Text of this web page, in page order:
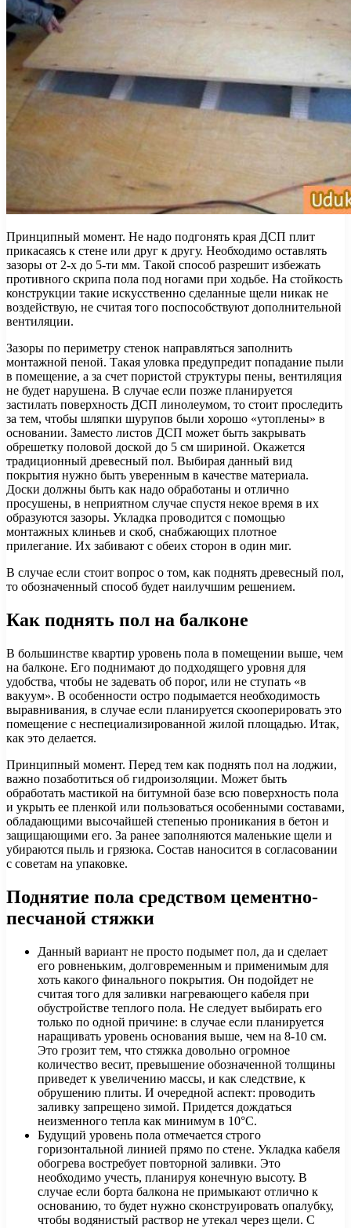
Принципный момент. Не надо подгонять края ДСП плит
прикасаясь к стене или друг к другу. Необходимо оставлять
зазоры от 2-х до 5-ти мм. Такой способ разрешит избежать
противного скрипа пола под ногами при ходьбе. На стойкость
конструкции такие искусственно сделанные щели никак не
воздействую, не считая того поспособствуют дополнительной
вентиляции.
Зазоры по периметру стенок направляться заполнить
монтажной пеной. Такая уловка предупредит попадание пыли
в помещение, а за счет пористой структуры пены, вентиляция
не будет нарушена. В случае если позже планируется
застилать поверхность ДСП линолеумом, то стоит проследить
за тем, чтобы шляпки шурупов были хорошо «утоплены» в
основании. Заместо листов ДСП может быть закрывать
обрешетку половой доской до 5 см шириной. Окажется
традиционный древесный пол. Выбирая данный вид
покрытия нужно быть уверенным в качестве материала.
Доски должны быть как надо обработаны и отлично
просушены, в неприятном случае спустя некое время в их
образуются зазоры. Укладка проводится с помощью
монтажных клиньев и скоб, снабжающих плотное
прилегание. Их забивают с обеих сторон в один миг.
В случае если стоит вопрос о том, как поднять древесный пол,
то обозначенный способ будет наилучшим решением.
Как поднять пол на балконе
В большинстве квартир уровень пола в помещении выше, чем
на балконе. Его поднимают до подходящего уровня для
удобства, чтобы не задевать об порог, или не ступать «в
вакуум». В особенности остро подымается необходимость
выравнивания, в случае если планируется скооперировать это
помещение с неспециализированной жилой площадью. Итак,
как это делается.
Принципный момент. Перед тем как поднять пол на лоджии,
важно позаботиться об гидроизоляции. Может быть
обработать мастикой на битумной базе всю поверхность пола
и укрыть ее пленкой или пользоваться особенными составами,
обладающими высочайшей степенью проникания в бетон и
защищающими его. За ранее заполняются маленькие щели и
убираются пыль и грязюка. Состав наносится в согласовании
с советам на упаковке.
Поднятие пола средством цементно-
песчаной стяжки
Данный вариант не просто подымет пол, да и сделает
его ровненьким, долговременным и применимым для
хоть какого финального покрытия. Он подойдет не
считая того для заливки нагревающего кабеля при
обустройстве теплого пола. Не следует выбирать его
только по одной причине: в случае если планируется
наращивать уровень основания выше, чем на 8-10 см.
Это грозит тем, что стяжка довольно огромное
количество весит, превышение обозначенной толщины
приведет к увеличению массы, и как следствие, к
обрушению плиты. И очередной аспект: проводить
заливку запрещено зимой. Придется дождаться
неизменного тепла как минимум в 10°C.
Будущий уровень пола отмечается строго
горизонтальной линией прямо по стене. Укладка кабеля
обогрева востребует повторной заливки. Это
необходимо учесть, планируя конечную высоту. В
случае если борта балкона не примыкают отлично к
основанию, то будет нужно сконструировать опалубку,
чтобы водянистый раствор не утекал через щели. С